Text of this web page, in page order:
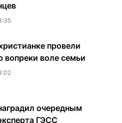
провели
вопреки воле семьи
очередным
ГЭСС